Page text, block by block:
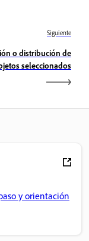
Siguiente
o distribución de
seleccionados
y orientación